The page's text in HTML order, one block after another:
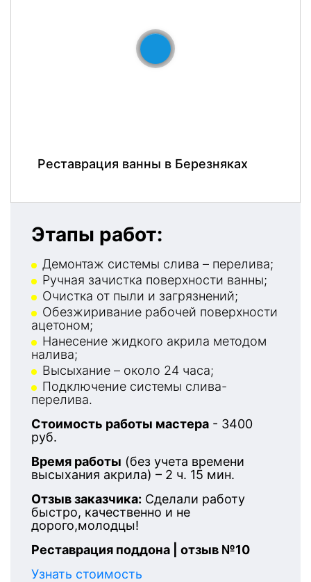
Реставрация ванны в Березняках
Этапы работ:
Демонтаж системы слива – перелива;
Ручная зачистка поверхности ванны;
Очистка от пыли и загрязнений;
Обезжиривание рабочей поверхности
ацетоном;
Нанесение жидкого акрила методом
налива;
Высыхание – около 24 часа;
Подключение системы слива-
перелива.
Стоимость работы мастера - 3400
руб.
Время работы (без учета времени
высыхания акрила) – 2 ч. 15 мин.
Отзыв заказчика: Сделали работу
быстро, качественно и не
дорого,молодцы!
Реставрация поддона | отзыв №10
Узнать стоимость